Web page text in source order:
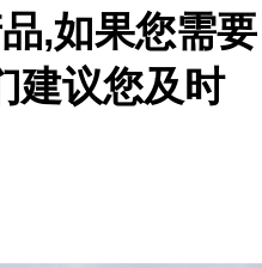
,如果您需要
建议您及时